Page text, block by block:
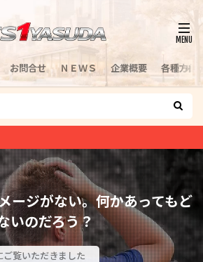
お問合せ ＮＥＷＳ 企業概要 各種方針
ージがない。何かあってもど
いのだろう？
ご覧いただきました
検索